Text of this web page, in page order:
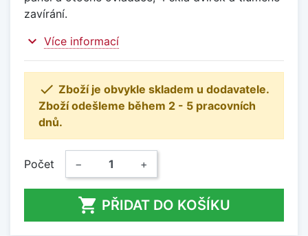
zavírání.
expand_more Více informací
 Zboží je obvykle skladem u dodavatele.
Zboží odešleme během 2 - 5 pracovních
dnů.
Počet − +
 PŘIDAT DO KOŠÍKU